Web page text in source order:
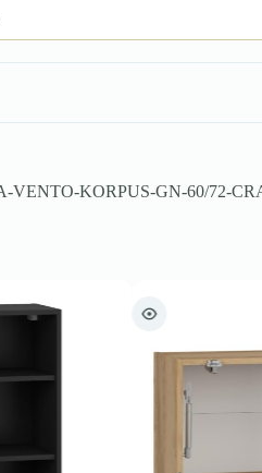
VENTO-KORPUS-GN-60/72-